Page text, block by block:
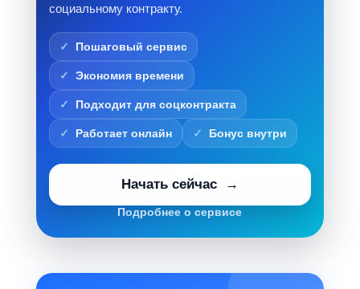
социальному контракту.
Пошаговый сервис
Экономия времени
Подходит для соцконтракта
Работает онлайн Бонус внутри
Начать сейчас
Подробнее о сервисе